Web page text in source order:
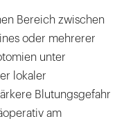
Bereich zwischen
oder mehrerer
unter
lokaler
Blutungsgefahr
am